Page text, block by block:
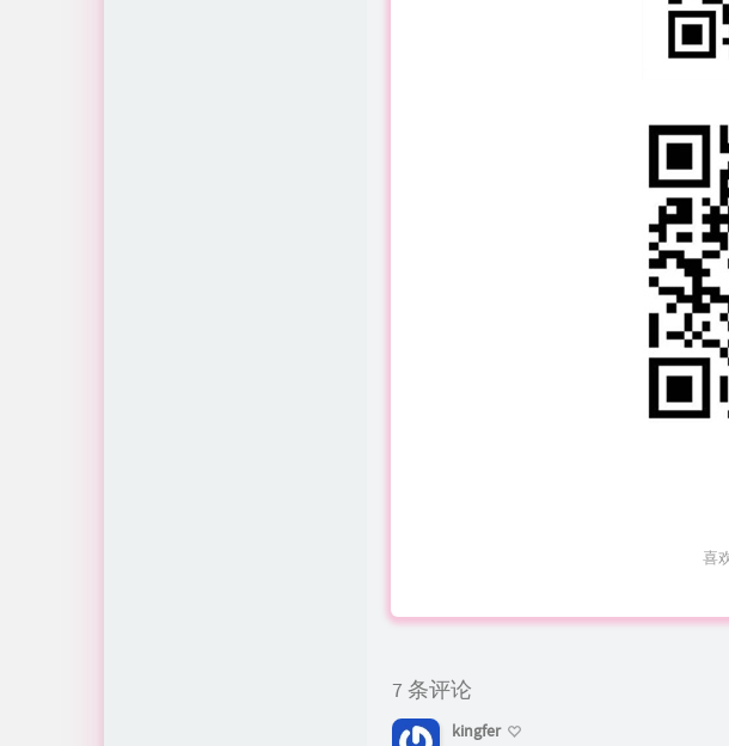
喜
7 条评论
kingfer